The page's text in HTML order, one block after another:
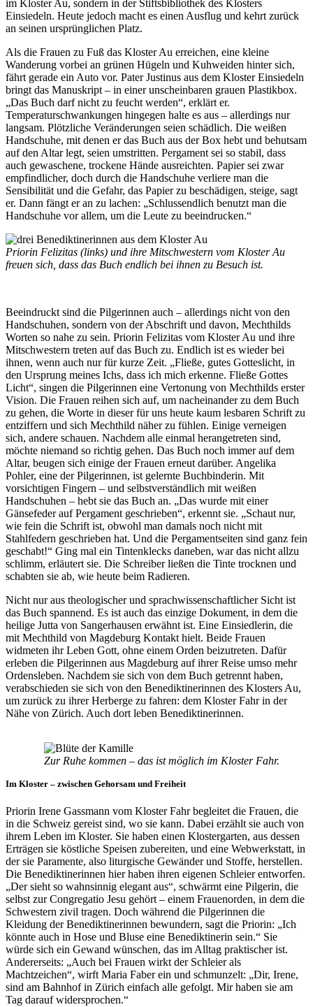
im Kloster Au, sondern in der Stiftsbibliothek des Klosters
Einsiedeln. Heute jedoch macht es einen Ausflug und kehrt zurück
an seinen ursprünglichen Platz.
Als die Frauen zu Fuß das Kloster Au erreichen, eine kleine
Wanderung vorbei an grünen Hügeln und Kuhweiden hinter sich,
fährt gerade ein Auto vor. Pater Justinus aus dem Kloster Einsiedeln
bringt das Manuskript – in einer unscheinbaren grauen Plastikbox.
„Das Buch darf nicht zu feucht werden“, erklärt er.
Temperaturschwankungen hingegen halte es aus – allerdings nur
langsam. Plötzliche Veränderungen seien schädlich. Die weißen
Handschuhe, mit denen er das Buch aus der Box hebt und behutsam
auf den Altar legt, seien umstritten. Pergament sei so stabil, dass
auch gewaschene, trockene Hände ausreichten. Papier sei zwar
empfindlicher, doch durch die Handschuhe verliere man die
Sensibilität und die Gefahr, das Papier zu beschädigen, steige, sagt
er. Dann fängt er an zu lachen: „Schlussendlich benutzt man die
Handschuhe vor allem, um die Leute zu beeindrucken.“
Priorin Felizitas (links) und ihre Mitschwestern vom Kloster Au
freuen sich, dass das Buch endlich bei ihnen zu Besuch ist.
Beeindruckt sind die Pilgerinnen auch – allerdings nicht von den
Handschuhen, sondern von der Abschrift und davon, Mechthilds
Worten so nahe zu sein. Priorin Felizitas vom Kloster Au und ihre
Mitschwestern treten auf das Buch zu. Endlich ist es wieder bei
ihnen, wenn auch nur für kurze Zeit. „Fließe, gutes Gotteslicht, in
den Ursprung meines Ichs, dass ich mich erkenne. Fließe Gottes
Licht“, singen die Pilgerinnen eine Vertonung von Mechthilds erster
Vision. Die Frauen reihen sich auf, um nacheinander zu dem Buch
zu gehen, die Worte in dieser für uns heute kaum lesbaren Schrift zu
entziffern und sich Mechthild näher zu fühlen. Einige verneigen
sich, andere schauen. Nachdem alle einmal herangetreten sind,
möchte niemand so richtig gehen. Das Buch noch immer auf dem
Altar, beugen sich einige der Frauen erneut darüber. Angelika
Pohler, eine der Pilgerinnen, ist gelernte Buchbinderin. Mit
vorsichtigen Fingern – und selbstverständlich mit weißen
Handschuhen – hebt sie das Buch an. „Das wurde mit einer
Gänsefeder auf Pergament geschrieben“, erkennt sie. „Schaut nur,
wie fein die Schrift ist, obwohl man damals noch nicht mit
Stahlfedern geschrieben hat. Und die Pergamentseiten sind ganz fein
geschabt!“ Ging mal ein Tintenklecks daneben, war das nicht allzu
schlimm, erläutert sie. Die Schreiber ließen die Tinte trocknen und
schabten sie ab, wie heute beim Radieren.
Nicht nur aus theologischer und sprachwissenschaftlicher Sicht ist
das Buch spannend. Es ist auch das einzige Dokument, in dem die
heilige Jutta von Sangerhausen erwähnt ist. Eine Einsiedlerin, die
mit Mechthild von Magdeburg Kontakt hielt. Beide Frauen
widmeten ihr Leben Gott, ohne einem Orden beizutreten. Dafür
erleben die Pilgerinnen aus Magdeburg auf ihrer Reise umso mehr
Ordensleben. Nachdem sie sich von dem Buch getrennt haben,
verabschieden sie sich von den Benediktinerinnen des Klosters Au,
um zurück zu ihrer Herberge zu fahren: dem Kloster Fahr in der
Nähe von Zürich. Auch dort leben Benediktinerinnen.
Zur Ruhe kommen – das ist möglich im Kloster Fahr.
Im Kloster – zwischen Gehorsam und Freiheit
Priorin Irene Gassmann vom Kloster Fahr begleitet die Frauen, die
in die Schweiz gereist sind, wo sie kann. Dabei erzählt sie auch von
ihrem Leben im Kloster. Sie haben einen Klostergarten, aus dessen
Erträgen sie köstliche Speisen zubereiten, und eine Webwerkstatt, in
der sie Paramente, also liturgische Gewänder und Stoffe, herstellen.
Die Benediktinerinnen hier haben ihren eigenen Schleier entworfen.
„Der sieht so wahnsinnig elegant aus“, schwärmt eine Pilgerin, die
selbst zur Congregatio Jesu gehört – einem Frauenorden, in dem die
Schwestern zivil tragen. Doch während die Pilgerinnen die
Kleidung der Benediktinerinnen bewundern, sagt die Priorin: „Ich
könnte auch in Hose und Bluse eine Benediktinerin sein.“ Sie
würde sich ein Gewand wünschen, das im Alltag praktischer ist.
Andererseits: „Auch bei Frauen wirkt der Schleier als
Machtzeichen“, wirft Maria Faber ein und schmunzelt: „Dir, Irene,
sind am Bahnhof in Zürich einfach alle gefolgt. Mir haben sie am
Tag darauf widersprochen.“